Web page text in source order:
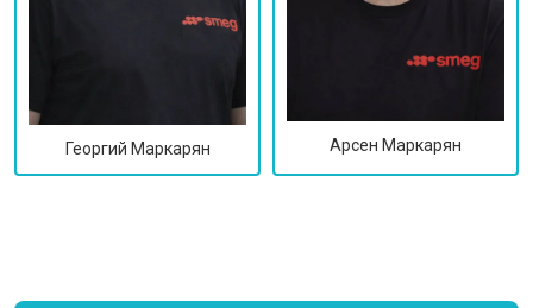
Георгий Маркарян Арсен Маркарян